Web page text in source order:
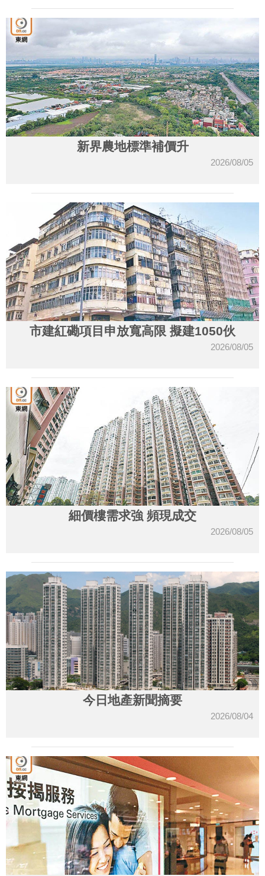
新界農地標準補價升
2026/08/05
市建紅磡項目申放寬高限 擬建1050伙
2026/08/05
細價樓需求強 頻現成交
2026/08/05
今日地產新聞摘要
2026/08/04